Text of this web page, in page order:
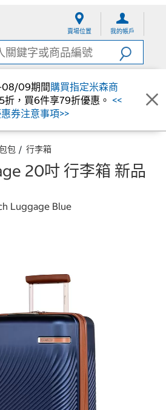
賣場位置 我的帳戶
09期間購買指定米森商
折，買6件享79折優惠。 <<
券注意事項>>
包 行李箱
20吋 行李箱 新品
Luggage Blue